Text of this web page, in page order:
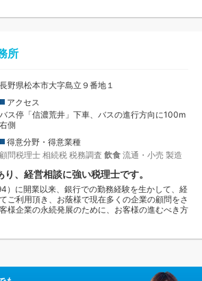
所
長野県松本市大字島立９番地１
アクセス
バス停「信濃荒井」下車、バスの進行方向に100m
右側
得意分野・得意業種
顧問税理士 相続税 税務調査 飲食 流通・小売 製造
、経営相談に強い税理士です。
）に開業以来、銀行での勤務経験を生かして、経
ご利用頂き、お蔭様で現在多くの企業の顧問をさ
様企業の永続発展のために、お客様の進むべき方